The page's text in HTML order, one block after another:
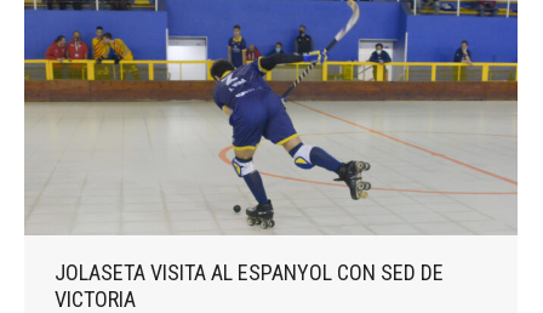
JOLASETA VISITA AL ESPANYOL CON SED DE
VICTORIA